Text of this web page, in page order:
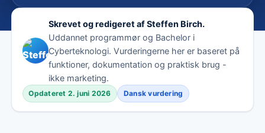
Skrevet og redigeret af Steffen Birch.
Uddannet programmør og Bachelor i
Cyberteknologi. Vurderingerne her er baseret på
funktioner, dokumentation og praktisk brug -
ikke marketing.
Opdateret 2. juni 2026 Dansk vurdering